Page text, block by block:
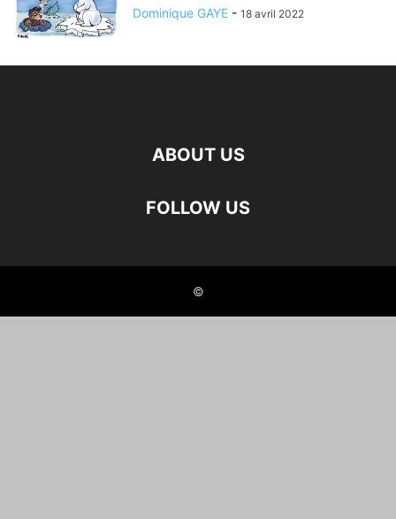
Dominique GAYE - 18 avril 2022
ABOUT US
FOLLOW US
©